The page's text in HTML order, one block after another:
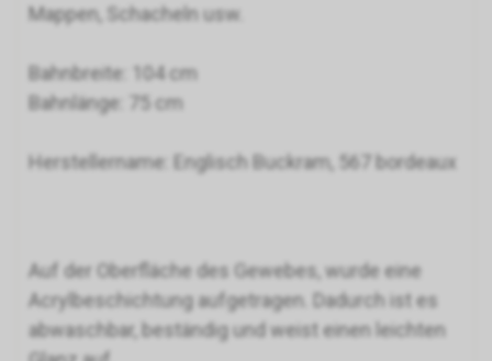
Mappen, Schacheln usw.
Bahnbreite: 104 cm
Bahnlänge: 75 cm
Herstellername: Englisch Buckram, 567 bordeaux
Auf der Oberfläche des Gewebes, wurde eine
Acrylbeschichtung aufgetragen. Dadurch ist es
abwaschbar, beständig und weist einen leichten